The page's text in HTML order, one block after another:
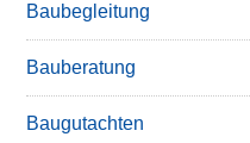
Baubegleitung
Bauberatung
Baugutachten